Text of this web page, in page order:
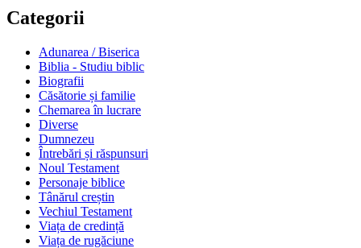
Categorii
Adunarea / Biserica
Biblia - Studiu biblic
Biografii
Căsătorie și familie
Chemarea în lucrare
Diverse
Dumnezeu
Întrebări și răspunsuri
Noul Testament
Personaje biblice
Tânărul creștin
Vechiul Testament
Viața de credință
Viața de rugăciune